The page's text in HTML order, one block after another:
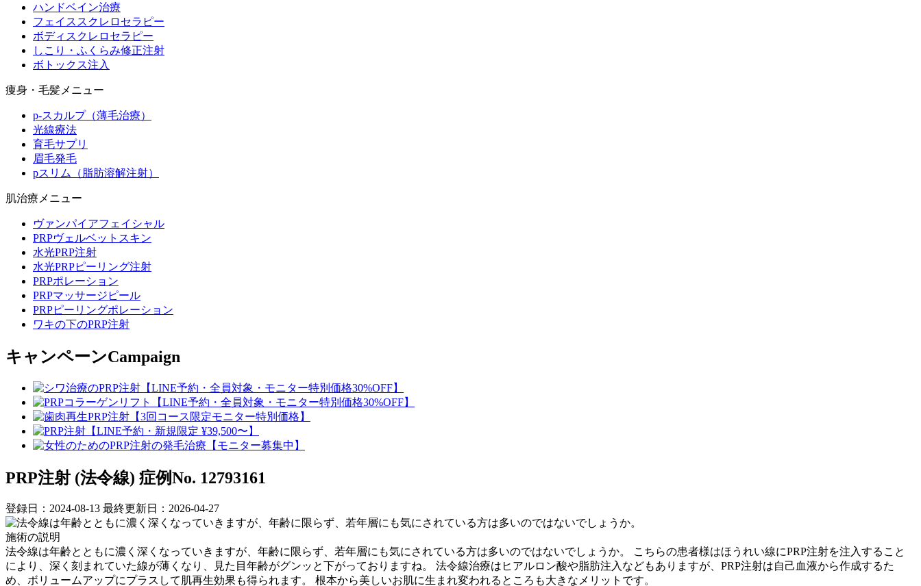
ハンドベイン治療
フェイススクレロセラピー
ボディスクレロセラピー
しこり・ふくらみ修正注射
ボトックス注入
痩身・毛髪メニュー
p-スカルプ（薄毛治療）
光線療法
育毛サプリ
眉毛発毛
pスリム（脂肪溶解注射）
肌治療メニュー
ヴァンパイアフェイシャル
PRPヴェルベットスキン
水光PRP注射
水光PRPピーリング注射
PRPポレーション
PRPマッサージピール
PRPピーリングポレーション
ワキの下のPRP注射
キャンペーンCampaign
PRP注射 (法令線) 症例No. 12793161
登録日：2024-08-13 最終更新日：2026-04-27
施術の説明
法令線は年齢とともに濃く深くなっていきますが、年齢に限らず、若年層にも気にされている方は多いのではないでしょうか。 ⁡こちらの患者様はほうれい線にPRP注射を注入すること
により、深く刻まれていた線が薄くなり、見た目年齢がグンッと下がっておりますね。 ⁡法令線治療はヒアルロン酸や脂肪注入などもありますが、PRP注射は自己血液から作成するた
め、ボリュームアップにプラスして肌再生効果も得られます。 根本から美しいお肌に生まれ変われるところも大きなメリットです。